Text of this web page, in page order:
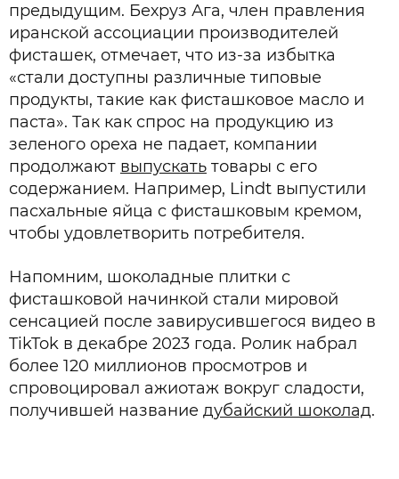
предыдущим. Бехруз Ага, член правления
иранской ассоциации производителей
фисташек, отмечает, что из-за избытка
«стали доступны различные типовые
продукты, такие как фисташковое масло и
паста». Так как спрос на продукцию из
зеленого ореха не падает, компании
продолжают выпускать товары с его
содержанием. Например, Lindt выпустили
пасхальные яйца с фисташковым кремом,
чтобы удовлетворить потребителя.
Напомним, шоколадные плитки с
фисташковой начинкой стали мировой
сенсацией после завирусившегося видео в
TikTok в декабре 2023 года. Ролик набрал
более 120 миллионов просмотров и
спровоцировал ажиотаж вокруг сладости,
получившей название дубайский шоколад.